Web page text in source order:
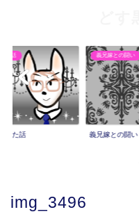
た話
れた話
義兄嫁との闘い
義兄嫁との闘い
img_3496